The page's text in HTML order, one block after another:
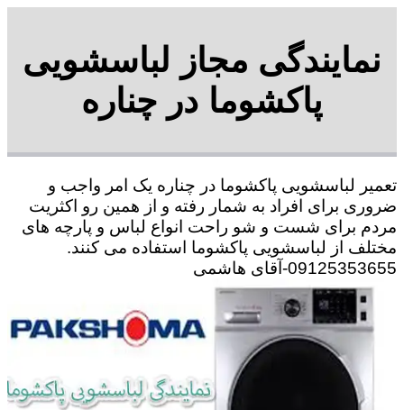
نمایندگی مجاز لباسشویی
پاکشوما در چناره
تعمیر لباسشویی پاکشوما در چناره یک امر واجب و
ضروری برای افراد به شمار رفته و از همین رو اکثریت
مردم برای شست و شو راحت انواع لباس و پارچه های
مختلف از لباسشویی پاکشوما استفاده می کنند.
09125353655-آقای هاشمی